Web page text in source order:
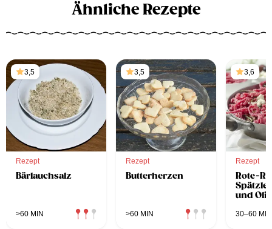
Ähnliche Rezepte
3,5
Rezept
Bärlauchsalz
>60 MIN
3,5
Rezept
Butterherzen
>60 MIN
3,6
Rezept
Rote-
Spätzle
und
30–60 MIN